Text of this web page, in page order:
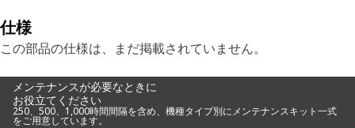
仕様
この部品の仕様は、まだ掲載されていません。
メンテナンスが必要なときに
お役立てください
250、500、1,000時間間隔を含め、機種タイプ別にメンテナンスキット一式
をご用意しています。